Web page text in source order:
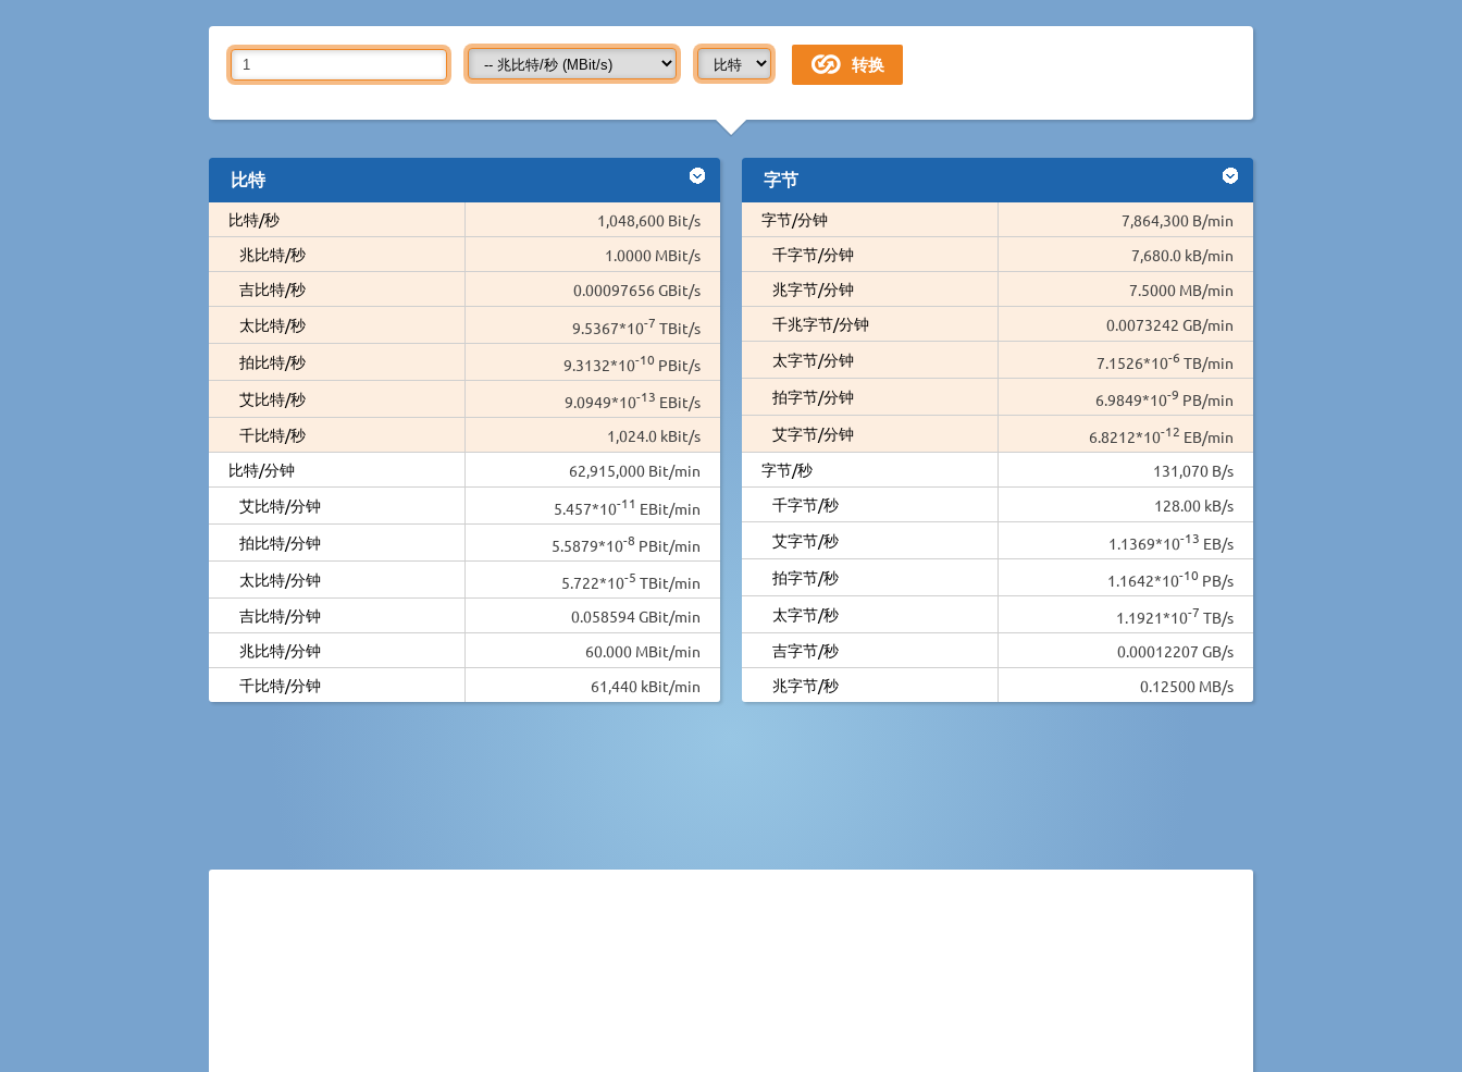
比特
比特/秒
1,048,600 Bit/s
兆比特/秒
1.0000 MBit/s
吉比特/秒
0.00097656 GBit/s
太比特/秒
9.5367*10-7 TBit/s
拍比特/秒
9.3132*10-10 PBit/s
艾比特/秒
9.0949*10-13 EBit/s
千比特/秒
1,024.0 kBit/s
比特/分钟
62,915,000 Bit/min
艾比特/分钟
5.457*10-11 EBit/min
拍比特/分钟
5.5879*10-8 PBit/min
太比特/分钟
5.722*10-5 TBit/min
吉比特/分钟
0.058594 GBit/min
兆比特/分钟
60.000 MBit/min
千比特/分钟
61,440 kBit/min
字节
字节/分钟
7,864,300 B/min
千字节/分钟
7,680.0 kB/min
兆字节/分钟
7.5000 MB/min
千兆字节/分钟
0.0073242 GB/min
太字节/分钟
7.1526*10-6 TB/min
拍字节/分钟
6.9849*10-9 PB/min
艾字节/分钟
6.8212*10-12 EB/min
字节/秒
131,070 B/s
千字节/秒
128.00 kB/s
艾字节/秒
1.1369*10-13 EB/s
拍字节/秒
1.1642*10-10 PB/s
太字节/秒
1.1921*10-7 TB/s
吉字节/秒
0.00012207 GB/s
兆字节/秒
0.12500 MB/s